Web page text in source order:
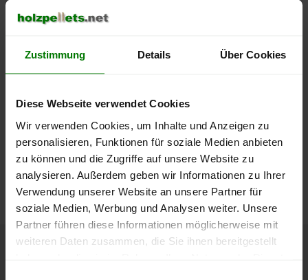
Zustimmung Details Über Cookies
Diese Webseite verwendet Cookies
Wir verwenden Cookies, um Inhalte und Anzeigen zu
personalisieren, Funktionen für soziale Medien anbieten
zu können und die Zugriffe auf unsere Website zu
analysieren. Außerdem geben wir Informationen zu Ihrer
Verwendung unserer Website an unsere Partner für
soziale Medien, Werbung und Analysen weiter. Unsere
Partner führen diese Informationen möglicherweise mit
weiteren Daten zusammen, die Sie ihnen bereitgestellt
lose Ware Sackware
2025
2026
300 €
350 €
Die aktuelle Preisentwicklung für Holzpellets in Deutschland
können Sie jederzeit auf unsererPelletspreise-Seite
nachvollziehen.